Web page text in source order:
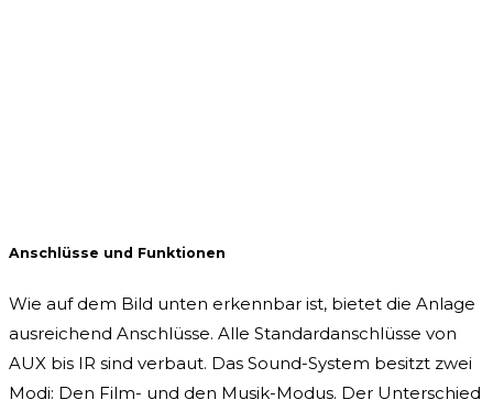
Anschlüsse und Funktionen
Wie auf dem Bild unten erkennbar ist, bietet die Anlage
ausreichend Anschlüsse. Alle Standardanschlüsse von
AUX bis IR sind verbaut. Das Sound-System besitzt zwei
Modi: Den Film- und den Musik-Modus. Der Unterschied